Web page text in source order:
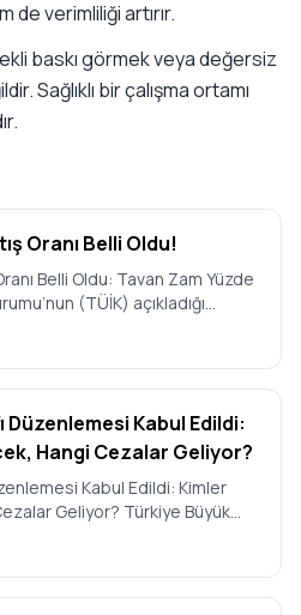
de verimliliği artırır.
baskı görmek veya değersiz
Sağlıklı bir çalışma ortamı
Oranı Belli Oldu!
Belli Oldu: Tavan Zam Yüzde
(TÜİK) açıkladığı
Düzenlemesi Kabul Edildi:
Hangi Cezalar Geliyor?
Kabul Edildi: Kimler
Geliyor? Türkiye Büyük